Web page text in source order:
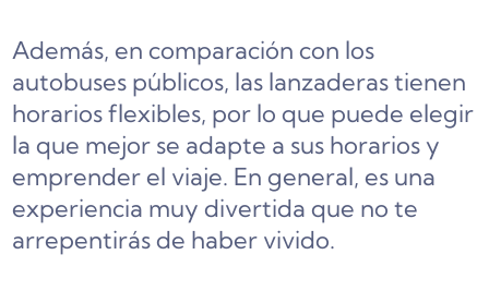
Además, en comparación con los
autobuses públicos, las lanzaderas tienen
horarios flexibles, por lo que puede elegir
la que mejor se adapte a sus horarios y
emprender el viaje. En general, es una
experiencia muy divertida que no te
arrepentirás de haber vivido.